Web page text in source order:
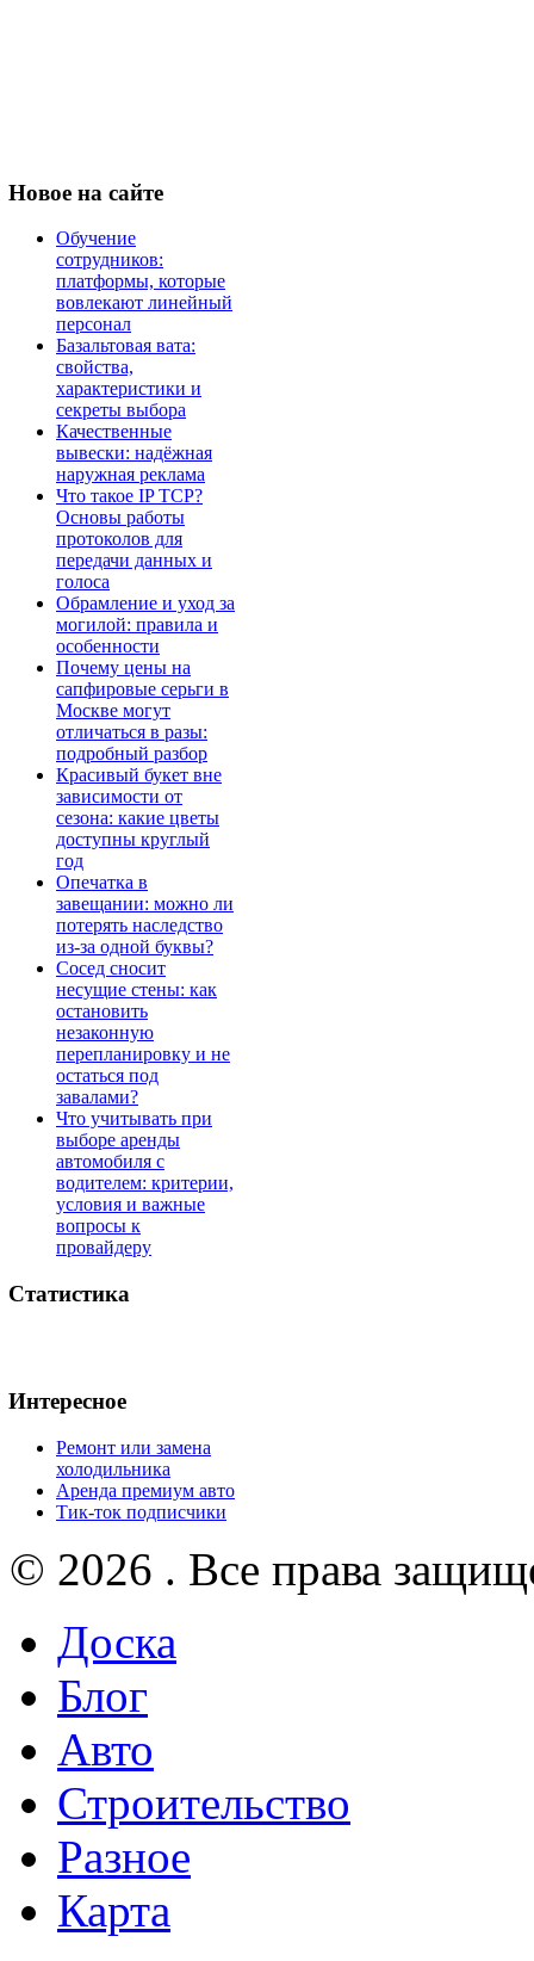
Новое на сайте
Обучение
сотрудников:
платформы, которые
вовлекают линейный
персонал
Базальтовая вата:
свойства,
характеристики и
секреты выбора
Качественные
вывески: надёжная
наружная реклама
Что такое IP TCP?
Основы работы
протоколов для
передачи данных и
голоса
Обрамление и уход за
могилой: правила и
особенности
Почему цены на
сапфировые серьги в
Москве могут
отличаться в разы:
подробный разбор
Красивый букет вне
зависимости от
сезона: какие цветы
доступны круглый
год
Опечатка в
завещании: можно ли
потерять наследство
из-за одной буквы?
Сосед сносит
несущие стены: как
остановить
незаконную
перепланировку и не
остаться под
завалами?
Что учитывать при
выборе аренды
автомобиля с
водителем: критерии,
условия и важные
вопросы к
провайдеру
Статистика
Интересное
Ремонт или замена
холодильника
Аренда премиум авто
Тик-ток подписчики
© 2026 . Все права
Доска
Блог
Авто
Строительство
Разное
Карта